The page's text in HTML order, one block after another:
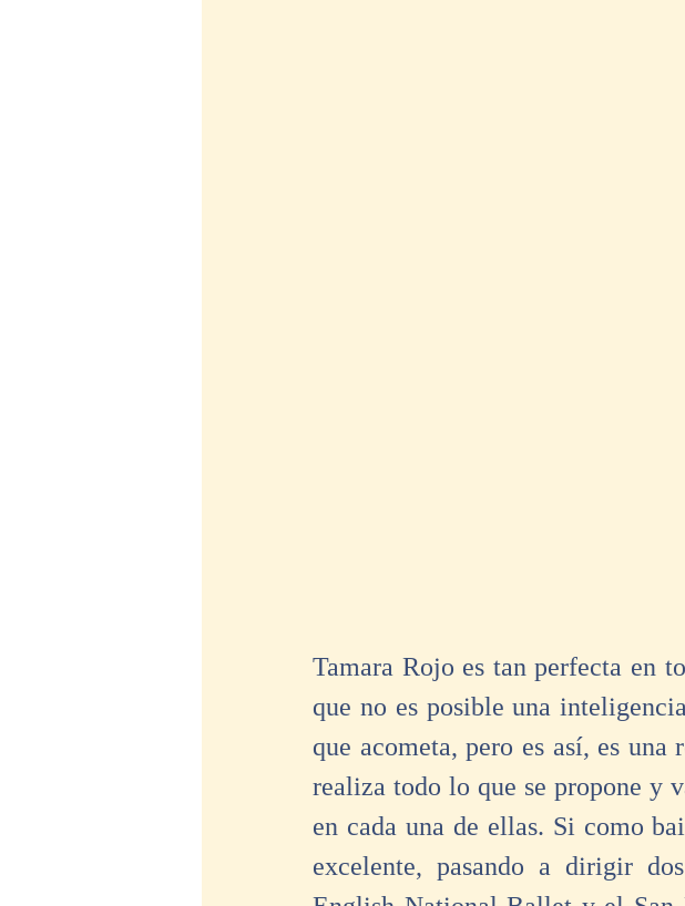
Tamara Rojo es tan perfecta en
que no es posible una
que acometa, pero es así, es
realiza todo lo que se propone y
en cada una de ellas. Si como
excelente, pasando a dirigir